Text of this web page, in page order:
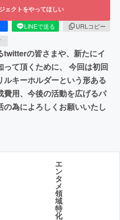
ェクトをやってほしい
LINEで送る
URLコピー
twitterの皆さまや、新たにイ
て頂くために、 今回は初回
ルキーホルダーという形ある
費用、今後の活動を広げるパ
為によろしくお願いいたし
エ
ン
タ
メ
領
域
特
化